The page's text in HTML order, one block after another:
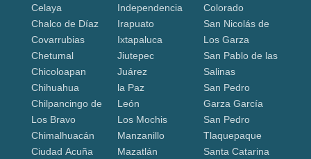
Celaya
Chalco de Díaz
Covarrubias
Chetumal
Chicoloapan
Chihuahua
Chilpancingo de
Los Bravo
Chimalhuacán
Ciudad Acuña
Independencia
Irapuato
Ixtapaluca
Jiutepec
Juárez
la Paz
León
Los Mochis
Manzanillo
Mazatlán
Colorado
San Nicolás de
Los Garza
San Pablo de las
Salinas
San Pedro
Garza García
San Pedro
Tlaquepaque
Santa Catarina